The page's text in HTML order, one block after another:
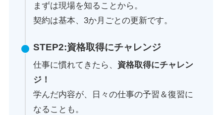
まずは現場を知ることから。
契約は基本、3か月ごとの更新です。
STEP2:資格取得にチャレンジ
仕事に慣れてきたら、 資格取得にチャレン
ジ！
学んだ内容が、日々の仕事の予習＆復習に
なることも。